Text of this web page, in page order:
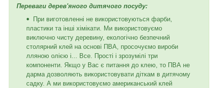
Переваги дерев'яного дитячого посуду:
При виготовленні не використовуються фарби,
пластики та інші хімікати. Ми використовуємо
виключно чисту деревину, екологічно безпечний
столярний клей на основі ПВА, просочуємо вироби
лляною олією і... Все. Прості і зрозумілі три
компоненти. Якщо у Вас є питання до клею, то ПВА не
дарма дозволяють використовувати діткам в дитячому
садку. А ми використовуємо американський клей